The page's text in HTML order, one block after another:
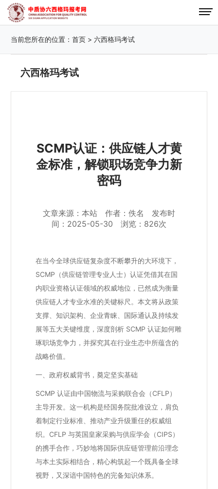
当前您所在的位置：首页 >六西格玛考试
六西格玛考试
SCMP认证：供应链人才黄
金标准，解锁职场竞争力新
密码
文章来源：本站 作者：佚名 发布时
间：2025-05-30 浏览：826次
在当今全球供应链复杂度不断攀升的大环境下，
SCMP（供应链管理专业人士）认证凭借其在国
内职业资格认证领域的权威地位，已然成为衡量
供应链人才专业水准的关键标尺。本文将从政策
支撑、知识架构、企业青睐、国际通认及持续发
展等五大关键维度，深度剖析 SCMP 认证如何雕
琢职场竞争力，并探究其在行业生态中所蕴含的
战略价值。
一、政府权威背书，奠定坚实基础
SCMP 认证由中国物流与采购联合会（CFLP）
主导开发。这一机构是经国务院批准设立，肩负
着制定行业标准、推动产业升级重任的权威组
织。CFLP 与英国皇家采购与供应学会（CIPS）
的携手合作，巧妙地将国际供应链管理前沿理念
与本土实际相结合，精心构筑起一个既具备全球
视野，又深谙中国特色的完备知识体系。